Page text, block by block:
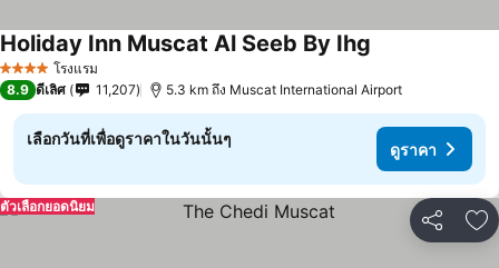
4 ดาว โรงแรม
Holiday Inn Muscat Al Seeb By Ihg
8.9 ดีเลิศ 11,207 5.3 km ถึง Muscat International Airport
เลือกวันที่เพื่อดูราคาในวันนั้นๆ
ดูราคา
แชร์ เ
ตัวเลือกยอดนิยม